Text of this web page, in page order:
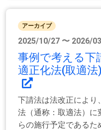
アーカイブ
2025/10/27 〜 2026/
事例で考える下
適正化法(取適
下請法は法改正により
法（通称：取適法）に
らの施行予定であるた